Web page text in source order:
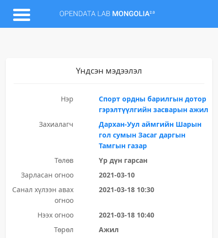
Үндсэн мэдээлэл
Нэр
Спорт ордны барилгын дотор
гэрэлтүүлгийн засварын ажил
Захиалагч
Дархан-Уул аймгийн Шарын
гол сумын Засаг даргын
Тамгын газар
Төлөв
Үр дүн гарсан
Зарласан огноо
2021-03-10
Санал хүлээн авах
огноо
2021-03-18 10:30
Нээх огноо
2021-03-18 10:40
Төрөл
Ажил